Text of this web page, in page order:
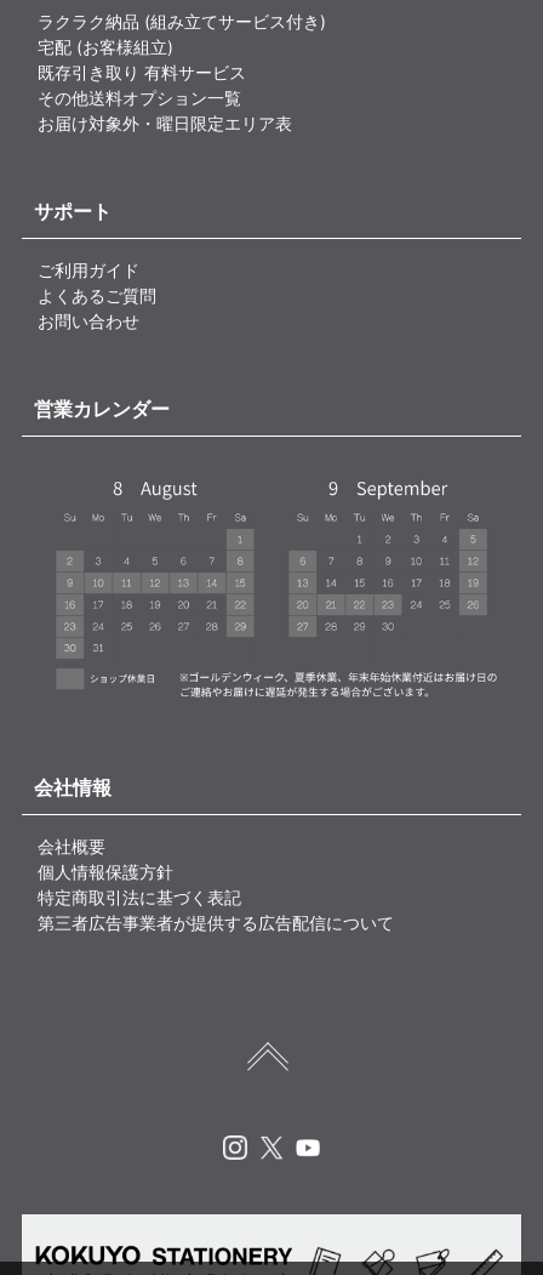
ラクラク納品 (組み立てサービス付き)
宅配 (お客様組立)
既存引き取り 有料サービス
その他送料オプション一覧
お届け対象外・曜日限定エリア表
サポート
ご利用ガイド
よくあるご質問
お問い合わせ
営業カレンダー
会社情報
会社概要
個人情報保護方針
特定商取引法に基づく表記
第三者広告事業者が提供する広告配信について